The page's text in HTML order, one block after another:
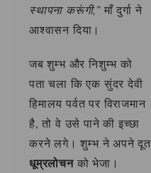
स्थापना करूंगी,” माँ दुर्गा ने
आश्वासन दिया।
जब शुम्भ और निशुम्भ को
पता चला कि एक सुंदर देवी
हिमालय पर्वत पर विराजमान
है, तो वे उसे पाने की इच्छा
करने लगे। शुम्भ ने अपने दूत
धूम्रलोचनको भेजा।